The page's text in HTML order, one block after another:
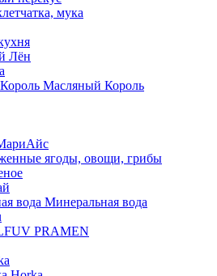
мука
Лён
Масляный Король
ягоды, овощи, грибы
Минеральная вода
PRAMEN